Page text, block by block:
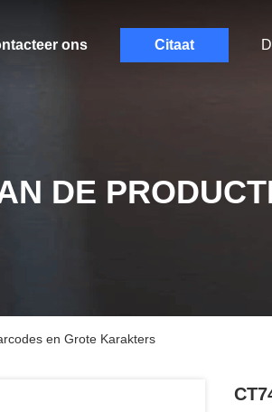
ons Citaat
DE
en Grote Karakters